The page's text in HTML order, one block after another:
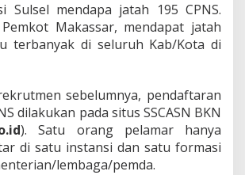
Sulsel mendapa jatah 195 CPNS.
Makassar, mendapat jatah
terbanyak di seluruh Kab/Kota di
sebelumnya, pendaftaran
dilakukan pada situs SSCASN BKN
). Satu orang pelamar hanya
di satu instansi dan satu formasi
lembaga/pemda.